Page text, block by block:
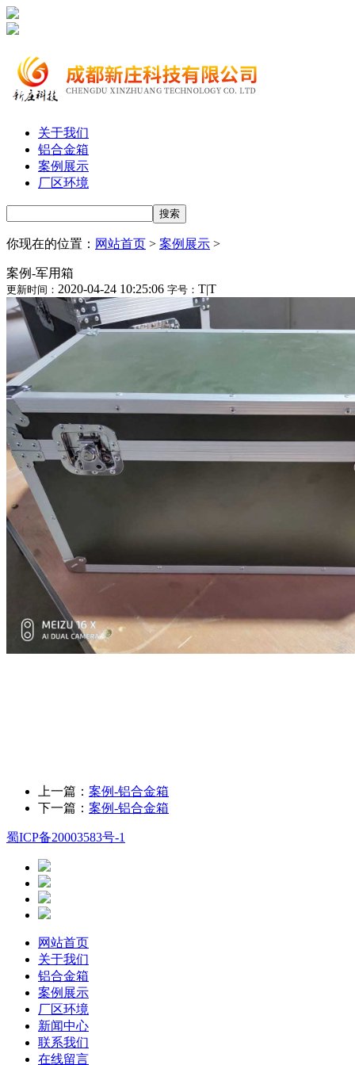
关于我们
铝合金箱
案例展示
厂区环境
你现在的位置： 网站首页 > 案例展示 >
案例-军用箱
更新时间： 2020-04-24 10:25:06 字号： T|T
上一篇： 案例-铝合金箱
下一篇： 案例-铝合金箱
蜀ICP备20003583号-1
网站首页
关于我们
铝合金箱
案例展示
厂区环境
新闻中心
联系我们
在线留言